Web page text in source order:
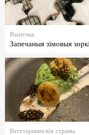
Выпечка
Запечаныя зімовыя
Вегетарыянскія стравы